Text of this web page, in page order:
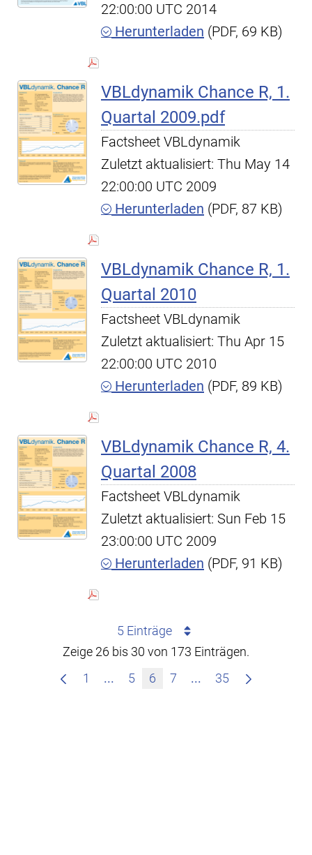
22:00:00 UTC 2014
Herunterladen (PDF, 69 KB)
VBLdynamik Chance R, 1.
Quartal 2009.pdf
Factsheet VBLdynamik
Zuletzt aktualisiert: Thu May 14
22:00:00 UTC 2009
Herunterladen (PDF, 87 KB)
VBLdynamik Chance R, 1.
Quartal 2010
Factsheet VBLdynamik
Zuletzt aktualisiert: Thu Apr 15
22:00:00 UTC 2010
Herunterladen (PDF, 89 KB)
VBLdynamik Chance R, 4.
Quartal 2008
Factsheet VBLdynamik
Zuletzt aktualisiert: Sun Feb 15
23:00:00 UTC 2009
Herunterladen (PDF, 91 KB)
5 Einträge
Zeige 26 bis 30 von 173 Einträgen.
1
... Zwischenseiten Navigieren mit
5 6 7 ... Zwischenseiten
35